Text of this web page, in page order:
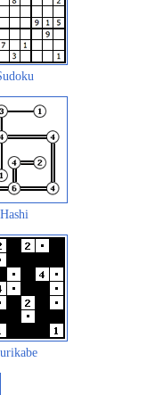
Hashi